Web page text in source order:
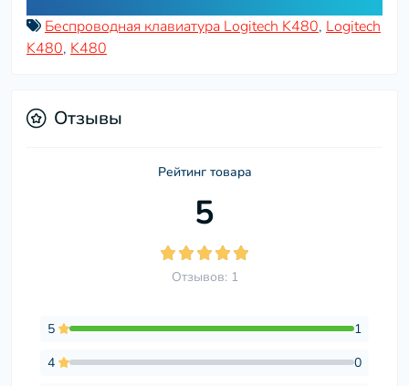
Беспроводная клавиатура Logitech K480, Logitech
K480, K480
Отзывы
Рейтинг товара
5
Отзывов: 1
5
1
4
0